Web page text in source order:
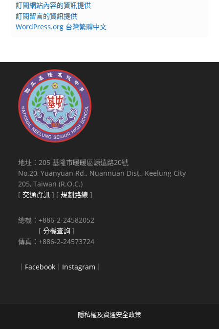
訂閱網站內容的資訊提供
訂閱留言的資訊提供
WordPress.org 台灣繁體中文
地址：205 基隆市暖暖區源遠路20號
No.20, Yuanyuan Rd., Nuannuan Dist., Keelung City
205, Taiwan (R.O.C.)
[ 交通資訊 ] [規劃路線 ]
總機：+886-2-24582052
[分機查詢 ]
傳真：+886-2-24573724
｜ Facebook ｜ Instagram ｜
隱私權及資通安全政策